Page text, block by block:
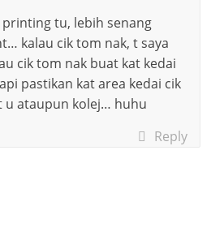
tu, lebih senang
kalau cik tom nak, t saya
cik tom nak buat kat kedai
pastikan kat area kedai cik
ataupun kolej… huhu
Reply